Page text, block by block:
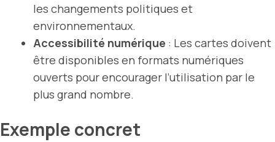
les changements politiques et
environnementaux.
Accessibilité numérique : Les cartes doivent
être disponibles en formats numériques
ouverts pour encourager l’utilisation par le
plus grand nombre.
Exemple concret